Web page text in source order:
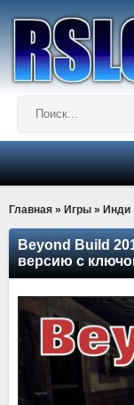
Главная » Игры » Инди
Beyond Build
версию с